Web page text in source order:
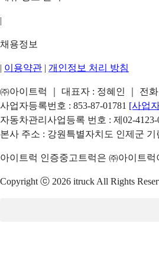
|
채용정보
| 이용약관 | 개인정보 처리 방침
㈜아이트럭 ｜ 대표자 : 정혜인 ｜ 전
사업자등록번호 : 853-87-01781 [사업
자동차관리사업등록 번호 : 제02-
본사 주소 : 강원특별자치도 인제군
아이트럭 인증중고트럭은 ㈜아이트
Copyright ⓒ 2026 itruck All Rights